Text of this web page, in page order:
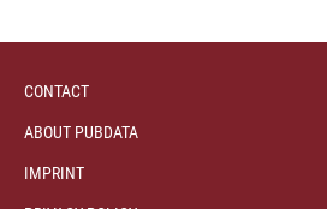
CONTACT
ABOUT PUBDATA
IMPRINT